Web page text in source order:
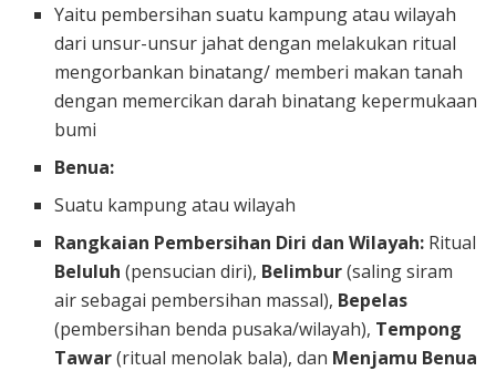
Yaitu pembersihan suatu kampung atau wilayah
dari unsur-unsur jahat dengan melakukan ritual
mengorbankan binatang/ memberi makan tanah
dengan memercikan darah binatang kepermukaan
bumi
Benua:
Suatu kampung atau wilayah
Rangkaian Pembersihan Diri dan Wilayah: Ritual
Beluluh (pensucian diri), Belimbur(saling siram
air sebagai pembersihan massal), Bepelas
(pembersihan benda pusaka/wilayah), Tempong
Tawar(ritual menolak bala), dan Menjamu Benua